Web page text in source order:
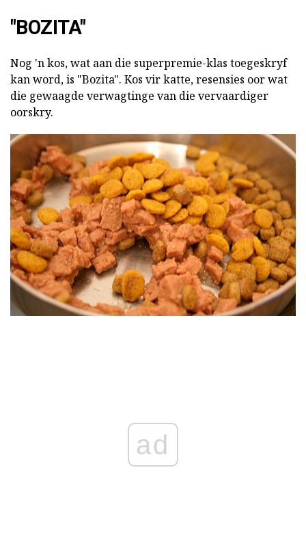
"BOZITA"
Nog 'n kos, wat aan die superpremie-klas toegeskryf
kan word, is "Bozita". Kos vir katte, resensies oor wat
die gewaagde verwagtinge van die vervaardiger
oorskry.
ad